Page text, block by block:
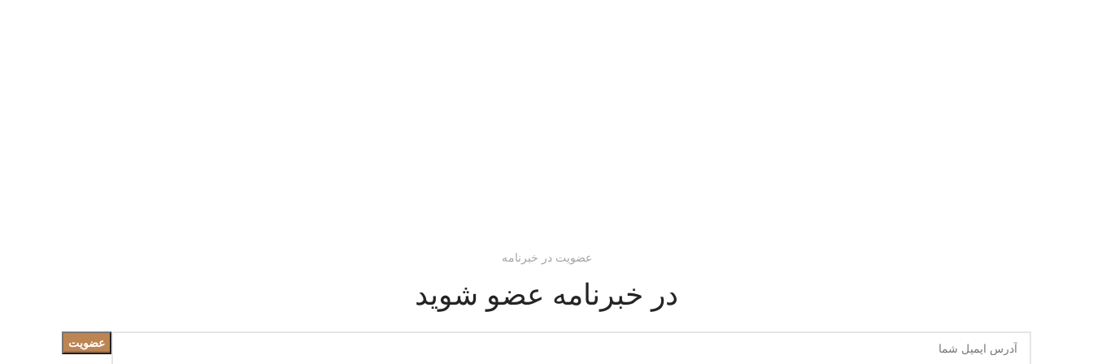
عضویت در خبرنامه
در خبرنامه عضو شوید